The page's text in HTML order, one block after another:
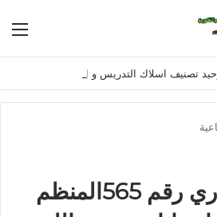
المنشور الوزاري رقم 565المنظم